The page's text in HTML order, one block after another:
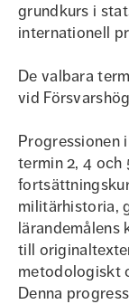
grundkurs i
internationell
De valbara
vid
Progressionen
termin 2, 4 och
militärhistoria,
lärandemålens
till
metodologiskt
Denna